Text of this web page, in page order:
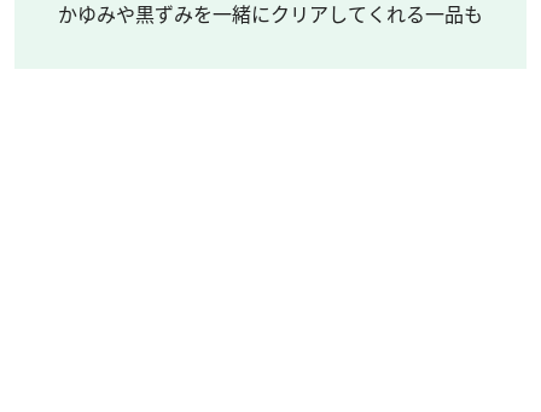
かゆみや黒ずみを一緒にクリアしてくれる一品も